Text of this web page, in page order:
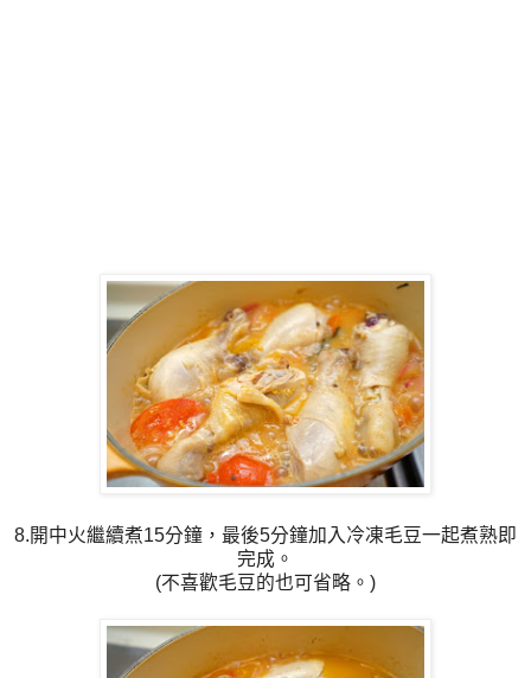
8.開中火繼續煮15分鐘，最後5分鐘加入冷凍毛豆一起煮熟即
完成。
(不喜歡毛豆的也可省略。)